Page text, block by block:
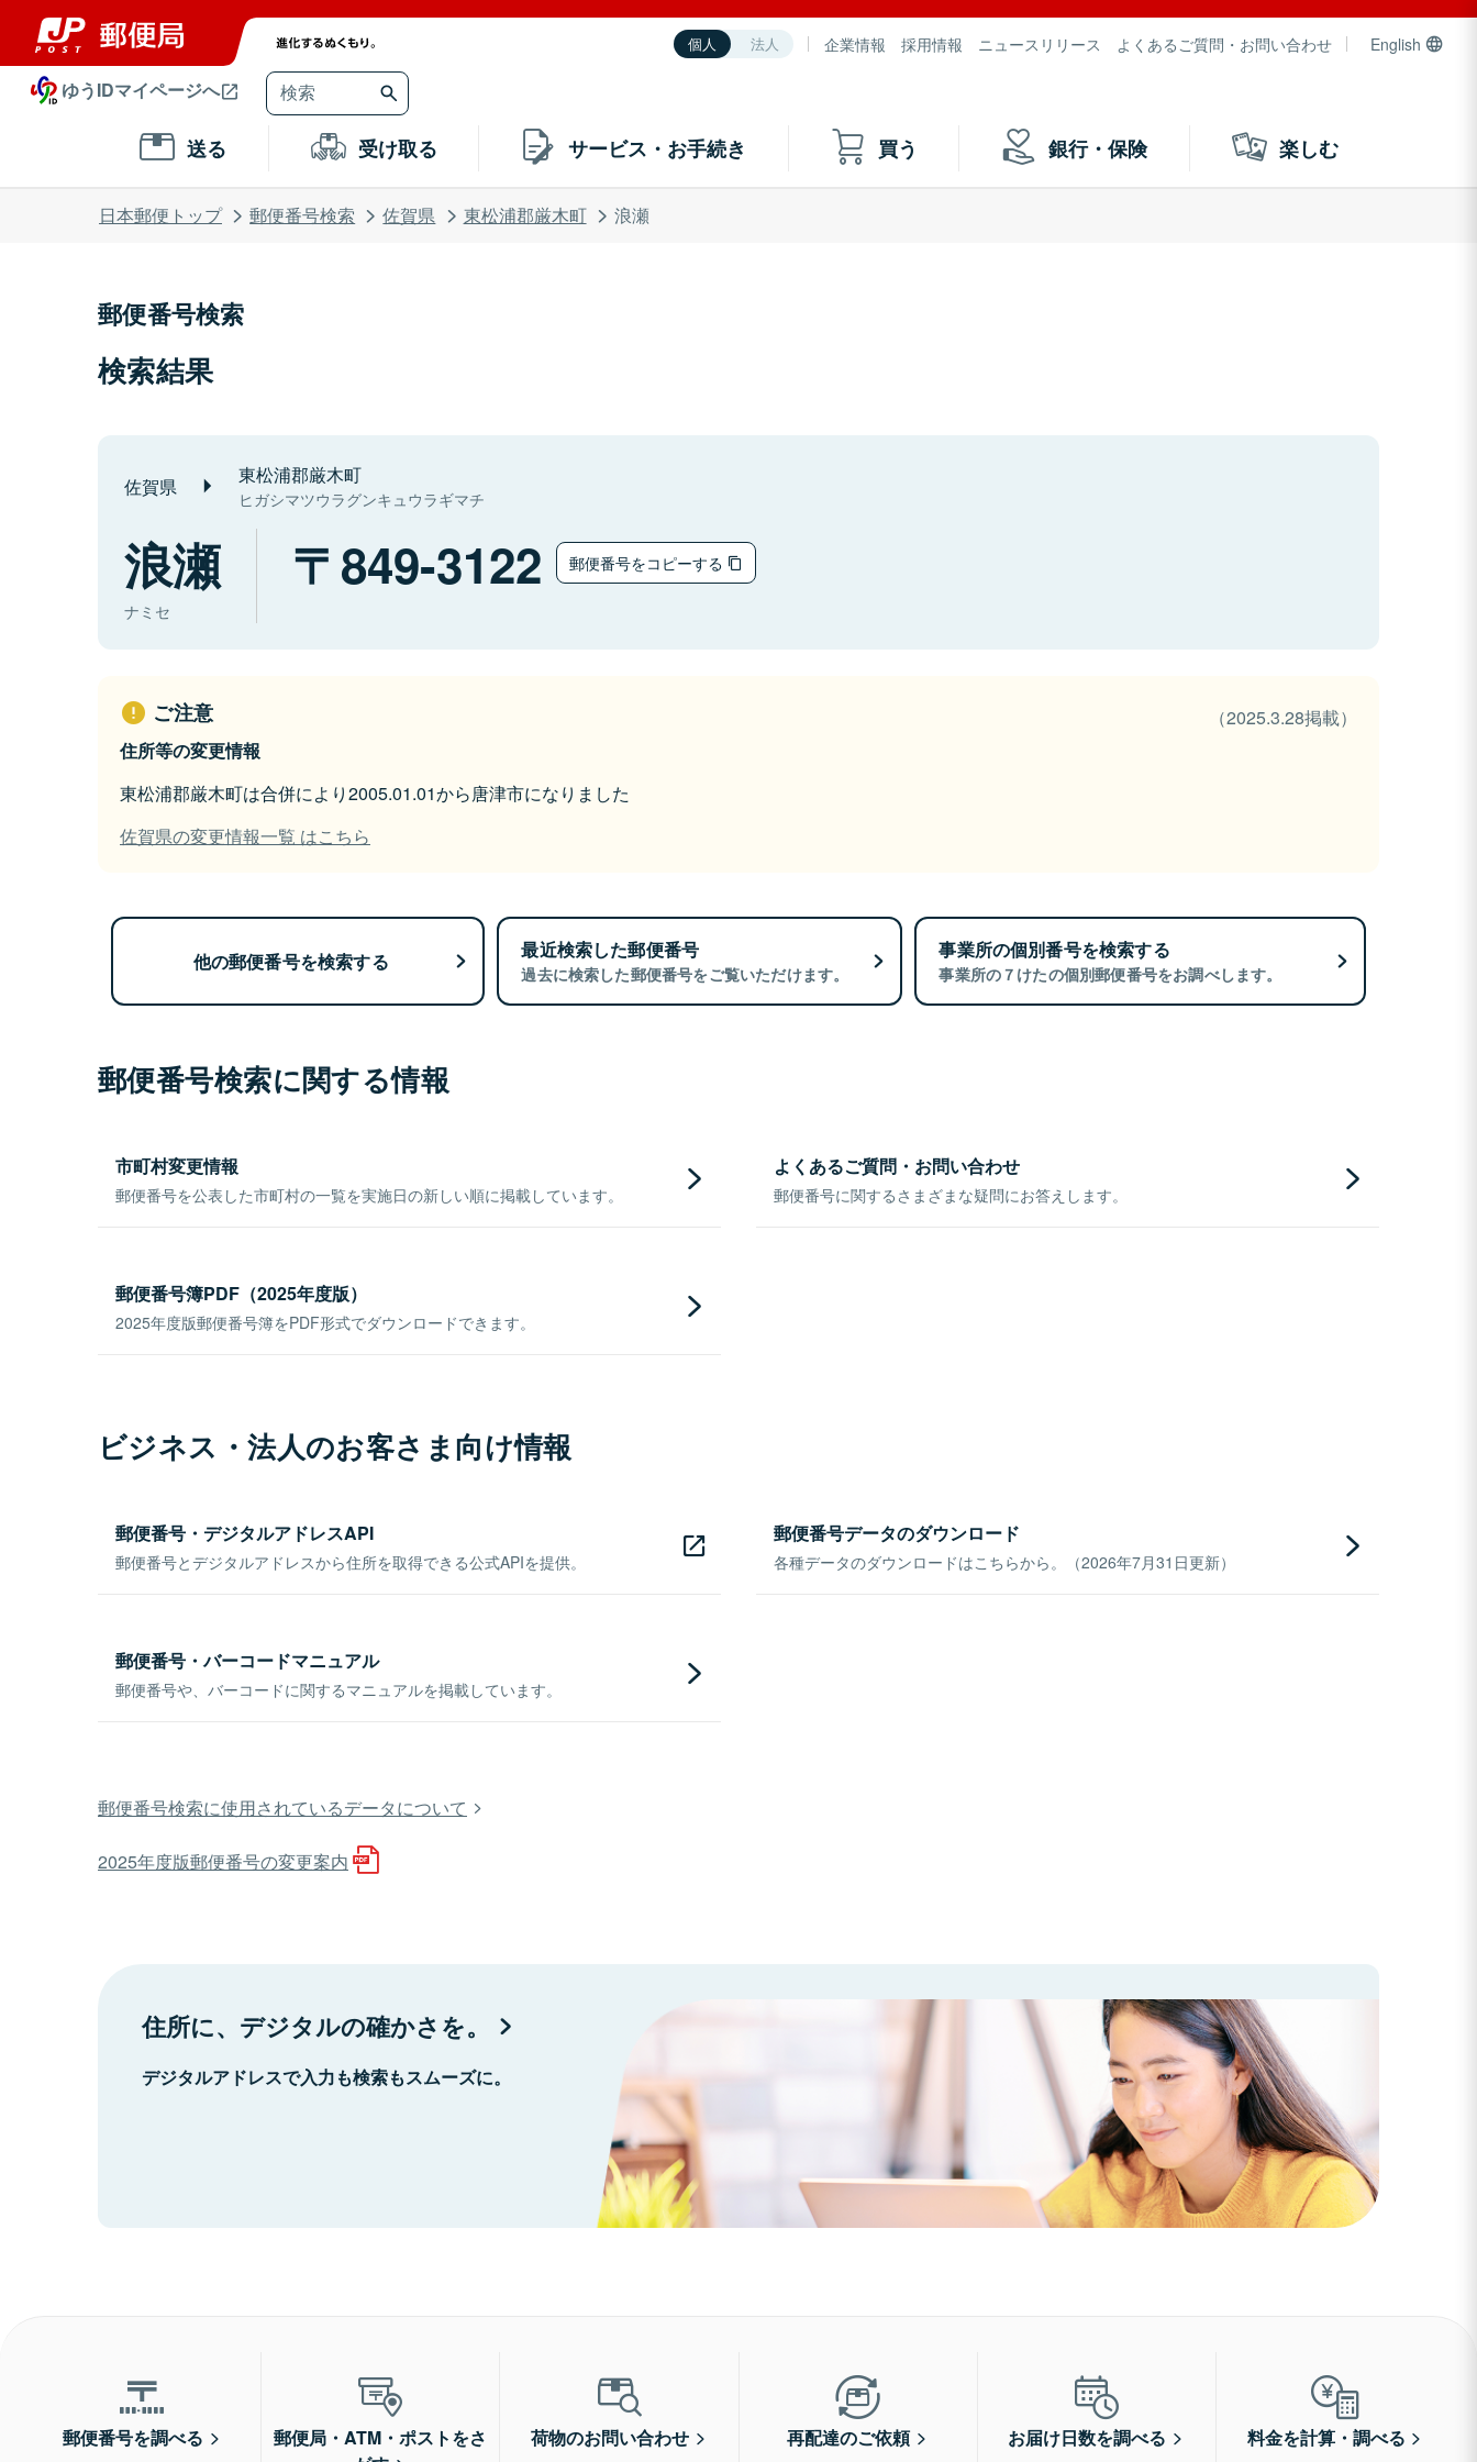
個人 法人 企業情報 採用情報 ニュースリリース よくあるご質問・お問い合わせ English
ゆうIDマイページへ
送る 受け取る サービス・お手続き 買う 銀行・保険 楽しむ
日本郵便トップ 郵便番号検索 佐賀県 東松浦郡厳木町 浪瀬
郵便番号検索
検索結果
佐賀県 東松浦郡厳木町
ヒガシマツウラグンキュウラギマチ
浪瀬
ナミセ
849-3122 郵便番号をコピーする
ご注意
（2025.3.28掲載）
住所等の変更情報
東松浦郡厳木町は合併により2005.01.01から唐津市になりました
佐賀県の変更情報一覧 はこちら
他の郵便番号を検索する 最近検索した郵便番号
過去に検索した郵便番号をご覧いただけます。
事業所の個別番号を検索する
事業所の７けたの個別郵便番号をお調べします。
郵便番号検索に関する情報
市町村変更情報
郵便番号を公表した市町村の一覧を実施日の新しい順に掲載しています。
よくあるご質問・お問い合わせ
郵便番号に関するさまざまな疑問にお答えします。
郵便番号簿PDF（2025年度版）
2025年度版郵便番号簿をPDF形式でダウンロードできます。
ビジネス・法人のお客さま向け情報
郵便番号・デジタルアドレスAPI
郵便番号とデジタルアドレスから住所を取得できる公式APIを提供。
郵便番号データのダウンロード
各種データのダウンロードはこちらから。（2026年7月31日更新）
郵便番号・バーコードマニュアル
郵便番号や、バーコードに関するマニュアルを掲載しています。
郵便番号検索に使用されているデータについて
2025年度版郵便番号の変更案内
住所に、デジタルの確かさを。
デジタルアドレスで入力も検索もスムーズに。
郵便番号を調べる
郵便局・ATM・ポストをさ
荷物のお問い合わせ 再配達のご依頼 お届け日数を調べる 料金を計算・調べる